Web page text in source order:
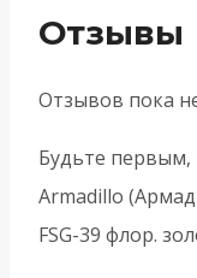
Отзывы
Отзывов пока
Будьте первым,
Armadillo
FSG-39 флор.